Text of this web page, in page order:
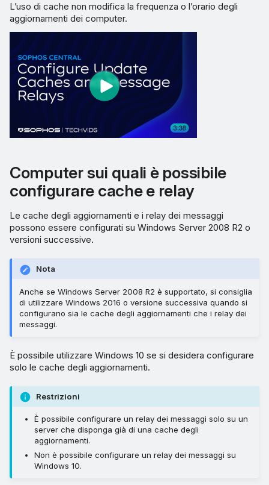
L’uso di cache non modifica la frequenza o l’orario degli
aggiornamenti dei computer.
Computer sui quali è possibile
configurare cache e relay
Le cache degli aggiornamenti e i relay dei messaggi
possono essere configurati su Windows Server 2008 R2 o
versioni successive.
Nota
Anche se Windows Server 2008 R2 è supportato, si consiglia
di utilizzare Windows 2016 o versione successiva quando si
configurano sia le cache degli aggiornamenti che i relay dei
messaggi.
È possibile utilizzare Windows 10 se si desidera configurare
solo le cache degli aggiornamenti.
Restrizioni
È possibile configurare un relay dei messaggi solo su un
server che disponga già di una cache degli
aggiornamenti.
Non è possibile configurare un relay dei messaggi su
Windows 10.